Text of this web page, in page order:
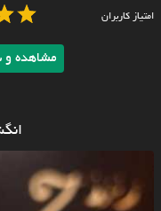
امتیاز کاربران
مشاهده و